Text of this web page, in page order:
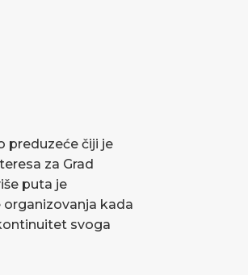
preduzeće čiji je
za Grad
puta je
kada
svoga